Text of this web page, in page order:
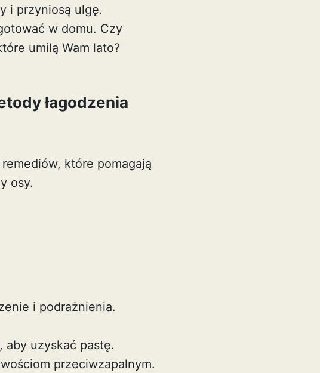
i przyniosą ulgę.
w domu. Czy
umilą Wam lato?
łagodzenia
które pomagają
osy.
i podrażnienia.
aby uzyskać pastę.
przeciwzapalnym.